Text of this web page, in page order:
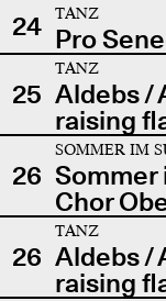
24
TANZ
Pro
25
TANZ
Aldebs /
raising
26
SOMMER IM
Sommer
Chor
26
TANZ
Aldebs /
raising